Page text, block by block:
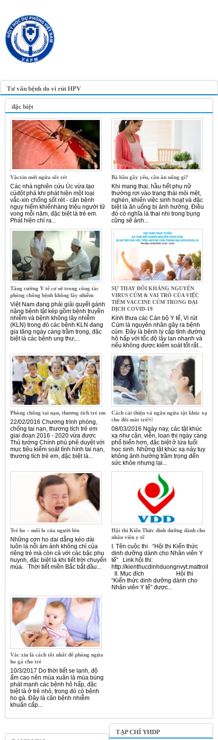
Tư vấn bệnh do vi rút HPV
đặc biệt
Vắcxin mới ngừa sốt rét
Các nhà nghiên cứu Úc vừa tạo
cúđột phá khi phát hiện một loại
vắc-xin chống sốt rét - căn bệnh
nguy hiểm khiếnhàng triệu người tử
vong mỗi năm, đặc biệt là trẻ em.
Phát hiện chỉ ra...
Bà bầu gầy yếu, cần ăn uống gì?
Khi mang thai, hầu hết phụ nữ
thường rơi vào trạng thái mỏi mệt,
nghén, khiến việc sinh hoạt và đặc
biệt là ăn uống bị ảnh hưởng. Điều
đó có nghĩa là thai nhi trong bụng
cũng sẽ ảnh...
Tăng cường Y tế cơ sở trong công tác
phòng chống bệnh không lây nhiễm
Việt Nam đang phải giải quyết gánh
nặng bệnh tật kép gồm bệnh truyền
nhiễm và bệnh không lây nhiễm
(KLN) trong đó các bệnh KLN đang
gia tăng ngày càng trầm trọng, đặc
biệt là các bệnh ung thư,...
SỰ THAY ĐỔI KHÁNG NGUYÊN
VIRUS CÚM & VAI TRÒ CỦA VIỆC
TIÊM VACCINE CÚM TRONG ĐẠI
DỊCH COVID-19
Kính thưa các Cán bộ Y tế, Vi rút
Cúm là nguyên nhân gây ra bệnh
cúm. Đây là bệnh lý cấp tính đường
hô hấp với tốc độ lây lan nhanh và
nếu không được kiểm soát tốt rất...
Phòng chống tai nạn, thương tích trẻ em
22/02/2016 Chương trình phòng,
chống tai nạn, thương tích trẻ em
giai đoạn 2016 - 2020 vừa được
Thủ tướng Chính phủ phê duyệt với
mục tiêu kiểm soát tình hình tai nạn,
thương tích trẻ em, đặc biệt là...
Cách cải thiện và ngăn ngừa tật khúc xạ
cho đôi mắt trẻ￼
08/03/2016 Ngày nay, các tật khúc
xạ như cận, viễn, loạn thị ngày càng
phổ biến hơn, đặc biệt ở lứa tuổi
học sinh. Những tật khúc xạ này tuy
không ảnh hưởng trầm trọng đến
sức khỏe nhưng lại...
Trẻ ho – mối lo của người lớn
Những cơn ho dai dẳng kéo dài
luôn là nỗi ám ảnh không chỉ của
riêng trẻ mà còn cả với các bậc phụ
huynh, đặc biệt là khi tiết trời chuyển
mùa. Thời tiết miền Bắc bắt đầu...
Hội thi Kiến Thức dinh dưỡng dành cho
nhân viên y tế
I. Tên cuộc thi “Hội thi Kiến thức
dinh dưỡng dành cho Nhân viên Y
tế” Link hội thi:
http://
II. Mục đích Hội thi
“Kiến thức dinh dưỡng dành cho
Nhân viên Y tế” được...
Vắc xin là cách tốt nhất để phòng ngừa
ho gà cho trẻ
10/3/2017 Do thời tiết se lạnh, độ
ẩm cao nên mùa xuân là mùa bùng
phát mạnh các bệnh hô hấp, đặc
biệt là ở trẻ nhỏ, trong đó có bệnh
ho gà. Đây là căn bệnh nhiễm
khuẩn cấp...
TẠP CHÍ YHDP